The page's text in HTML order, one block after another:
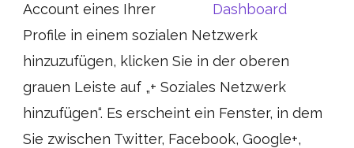
Account eines Ihrer
Profile in einem sozialen Netzwerk
hinzuzufügen, klicken Sie in der oberen
grauen Leiste auf „+ Soziales Netzwerk
hinzufügen“. Es erscheint ein Fenster, in dem
Sie zwischen Twitter, Facebook, Google+,